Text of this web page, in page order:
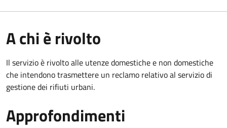
A chi è rivolto
Il servizio è rivolto alle utenze domestiche e non domestiche
che intendono trasmettere un reclamo relativo al servizio di
gestione dei rifiuti urbani.
Approfondimenti